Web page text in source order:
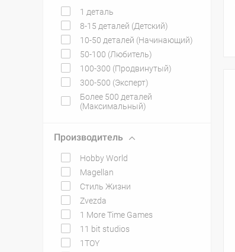
1 деталь
8-15 деталей (Детский)
10-50 деталей (Начинающий)
50-100 (Любитель)
100-300 (Продвинутый)
300-500 (Эксперт)
Более 500 деталей
(Максимальный)
Производитель
Hobby World
Magellan
Стиль Жизни
Zvezda
1 More Time Games
11 bit studios
1TOY